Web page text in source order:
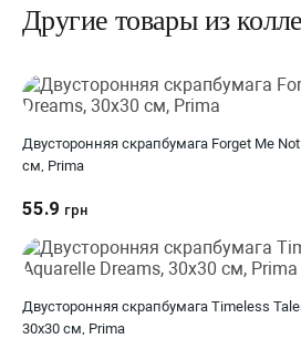
Другие товары из
Двусторонняя скрапбумага Forget Me
см, Prima
55.9 грн
Двусторонняя скрапбумага Timeless
30х30 см, Prima